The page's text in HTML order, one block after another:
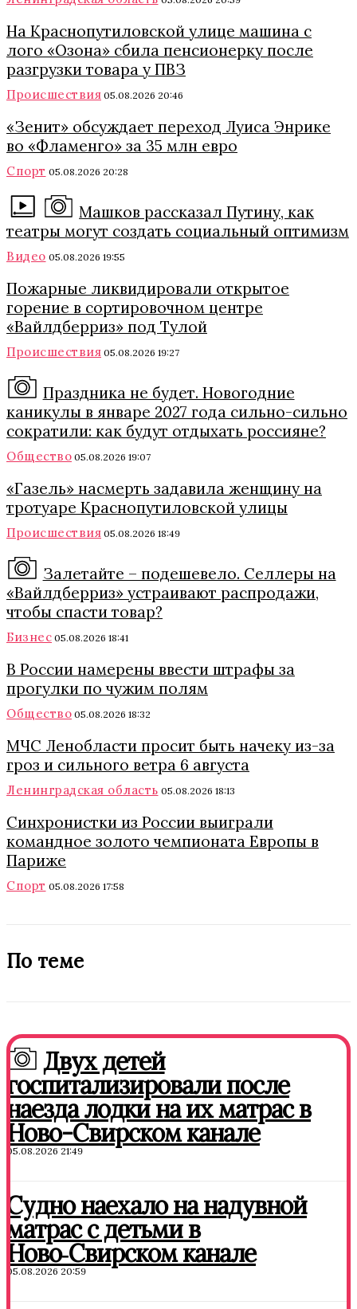
На Краснопутиловской улице машина с
лого «Озона» сбила пенсионерку после
разгрузки товара у ПВЗ
Происшествия 05.08.2026 20:46
«Зенит» обсуждает переход Луиса Энрике
во «Фламенго» за 35 млн евро
Спорт 05.08.2026 20:28
Машков рассказал Путину, как
театры могут создать социальный оптимизм
Видео 05.08.2026 19:55
Пожарные ликвидировали открытое
горение в сортировочном центре
«Вайлдберриз» под Тулой
Происшествия 05.08.2026 19:27
Праздника не будет. Новогодние
каникулы в январе 2027 года сильно-сильно
сократили: как будут отдыхать россияне?
Общество 05.08.2026 19:07
«Газель» насмерть задавила женщину на
тротуаре Краснопутиловской улицы
Происшествия 05.08.2026 18:49
Залетайте – подешевело. Селлеры на
«Вайлдберриз» устраивают распродажи,
чтобы спасти товар?
Бизнес 05.08.2026 18:41
В России намерены ввести штрафы за
прогулки по чужим полям
Общество 05.08.2026 18:32
МЧС Ленобласти просит быть начеку из-за
гроз и сильного ветра 6 августа
Ленинградская область 05.08.2026 18:13
Синхронистки из России выиграли
командное золото чемпионата Европы в
Париже
Спорт 05.08.2026 17:58
По теме
Двух детей
госпитализировали после
наезда лодки на их матрас в
Ново-Свирском канале
05.08.2026 21:49
Судно наехало на надувной
матрас с детьми в
Ново‑Свирском канале
05.08.2026 20:59